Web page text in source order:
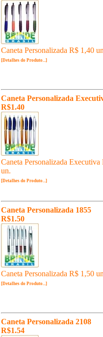
Caneta Personalizada R$ 1,40
[Detalhes do Produto...]
Caneta Personalizada
R$1.40
Caneta Personalizada
un.
[Detalhes do Produto...]
Caneta Personalizada 1855
R$1.50
Caneta Personalizada R$ 1,50
[Detalhes do Produto...]
Caneta Personalizada 2108
R$1.54